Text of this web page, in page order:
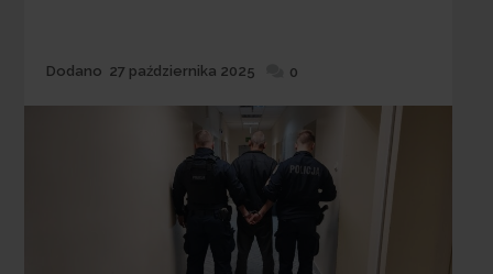
Dodane
Dodano 27 października 2025 0